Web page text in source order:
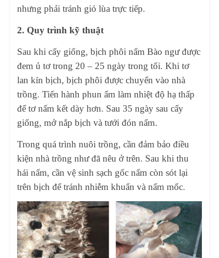
nhưng phải tránh gió lùa trực tiếp.
2. Quy trình kỹ thuật
Sau khi cấy giống, bịch phôi nấm Bào ngư được
đem ủ tơ trong 20 – 25 ngày trong tối. Khi tơ
lan kín bịch, bịch phôi được chuyển vào nhà
trồng. Tiến hành phun ẩm làm nhiệt độ hạ thấp
để tơ nấm kết dày hơn. Sau 35 ngày sau cấy
giống, mở nắp bịch và tưới đón nấm.
Trong quá trình nuôi trồng, cần đảm bảo điều
kiện nhà trồng như đã nêu ở trên. Sau khi thu
hái nấm, cần vệ sinh sạch gốc nấm còn sót lại
trên bịch để tránh nhiễm khuẩn và nấm mốc.